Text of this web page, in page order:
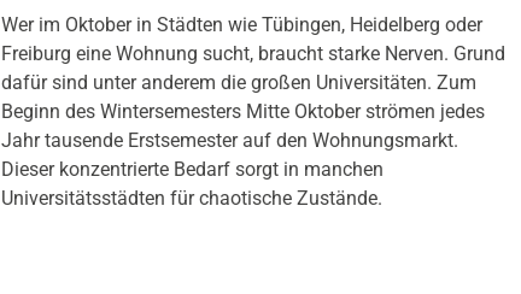
Wer im Oktober in Städten wie Tübingen, Heidelberg oder
Freiburg eine Wohnung sucht, braucht starke Nerven. Grund
dafür sind unter anderem die großen Universitäten. Zum
Beginn des Wintersemesters Mitte Oktober strömen jedes
Jahr tausende Erstsemester auf den Wohnungsmarkt.
Dieser konzentrierte Bedarf sorgt in manchen
Universitätsstädten für chaotische Zustände.